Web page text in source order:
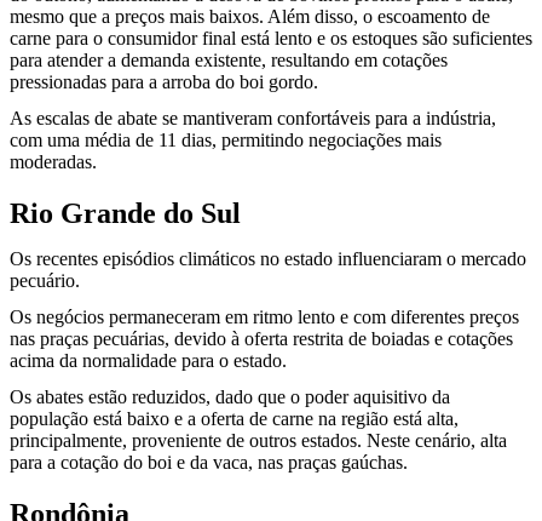
mesmo que a preços mais baixos. Além disso, o escoamento de
carne para o consumidor final está lento e os estoques são suficientes
para atender a demanda existente, resultando em cotações
pressionadas para a arroba do boi gordo.
As escalas de abate se mantiveram confortáveis para a indústria,
com uma média de 11 dias, permitindo negociações mais
moderadas.
Rio Grande do Sul
Os recentes episódios climáticos no estado influenciaram o mercado
pecuário.
Os negócios permaneceram em ritmo lento e com diferentes preços
nas praças pecuárias, devido à oferta restrita de boiadas e cotações
acima da normalidade para o estado.
Os abates estão reduzidos, dado que o poder aquisitivo da
população está baixo e a oferta de carne na região está alta,
principalmente, proveniente de outros estados. Neste cenário, alta
para a cotação do boi e da vaca, nas praças gaúchas.
Rondônia